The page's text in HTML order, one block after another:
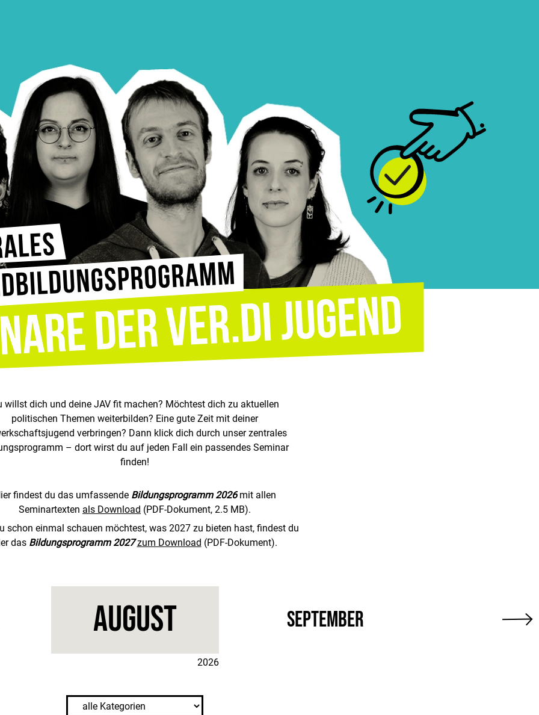
willst dich und deine JAV fit machen? Möchtest dich zu aktuellen
politischen Themen weiterbilden? Eine gute Zeit mit deiner
verbringen? Dann klick dich durch unser zentrales
– dort wirst du auf jeden Fall ein passendes Seminar
finden!
findest du das umfassende Bildungsprogramm 2026mit allen
Seminartexten als Download (PDF-Dokument, 2.5 MB).
schon einmal schauen möchtest, was 2027 zu bieten hast, findest du
das Bildungsprogramm 2027 zum Download (PDF-Dokument).
August
2026
September